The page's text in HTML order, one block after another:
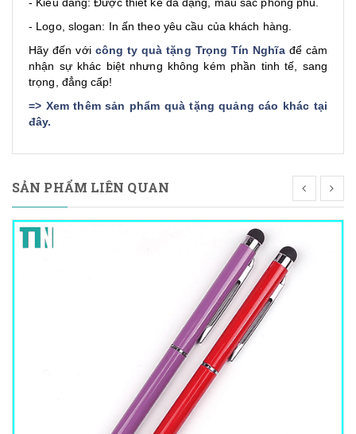
- Logo, slogan: In ấn theo yêu cầu của khách hàng.
Hãy đến với công ty quà tặng Trọng Tín Nghĩađể cảm
nhận sự khác biệt nhưng không kém phần tinh tế, sang
trọng, đẳng cấp!
=> Xem thêm sản phẩm quà tặng quảng cáo khác tại
đây.
SẢN PHẨM LIÊN QUAN